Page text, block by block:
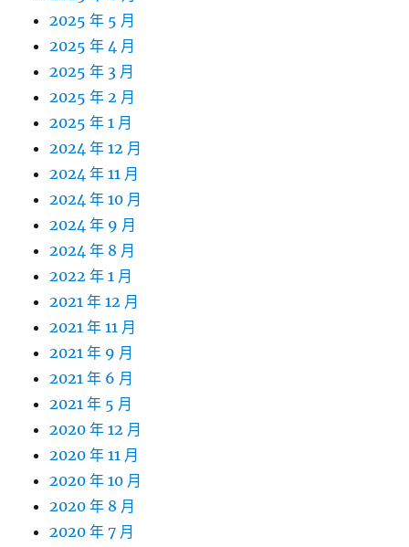
2025 年 5 月
2025 年 4 月
2025 年 3 月
2025 年 2 月
2025 年 1 月
2024 年 12 月
2024 年 11 月
2024 年 10 月
2024 年 9 月
2024 年 8 月
2022 年 1 月
2021 年 12 月
2021 年 11 月
2021 年 9 月
2021 年 6 月
2021 年 5 月
2020 年 12 月
2020 年 11 月
2020 年 10 月
2020 年 8 月
2020 年 7 月